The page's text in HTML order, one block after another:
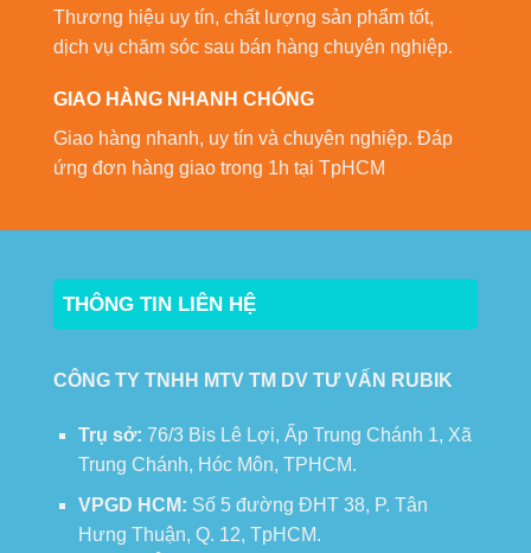
Thương hiệu uy tín, chất lượng sản phẩm tốt,
dịch vụ chăm sóc sau bán hàng chuyên nghiệp.
GIAO HÀNG NHANH CHÓNG
Giao hàng nhanh, uy tín và chuyên nghiệp. Đáp
ứng đơn hàng giao trong 1h tại TpHCM
THÔNG TIN LIÊN HỆ
CÔNG TY TNHH MTV TM DV TƯ VẤN RUBIK
Trụ sở: 76/3 Bis Lê Lợi, Ấp Trung Chánh 1, Xã
Trung Chánh, Hóc Môn, TPHCM.
VPGD HCM: Số 5 đường ĐHT 38, P. Tân
Hưng Thuận, Q. 12, TpHCM.